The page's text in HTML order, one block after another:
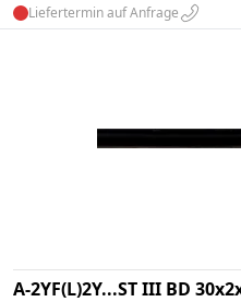
Liefertermin auf Anfrage
A-2YF(L)2Y...ST III BD